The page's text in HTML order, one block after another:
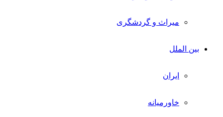
میراث و گردشگری
بین الملل
ایران
خاورمیانه